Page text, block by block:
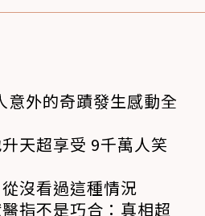
意外的奇蹟發生感動全
天超享受 9千萬人笑
沒看過這種情況
指不是巧合：真相超